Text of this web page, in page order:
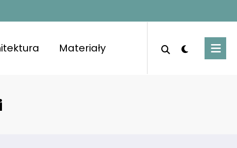
pomieszczeniami i świeżym
Materiały